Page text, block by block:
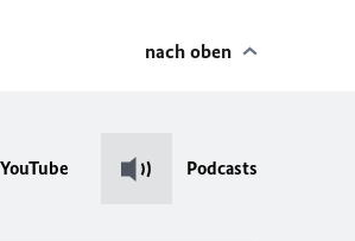
nach oben
YouTube Podcasts